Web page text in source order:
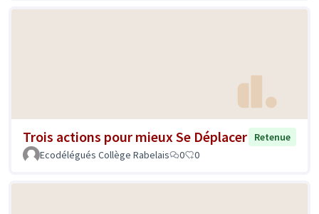
Trois actions pour mieux Se Déplacer
Retenue
Ecodélégués Collège Rabelais
0 0